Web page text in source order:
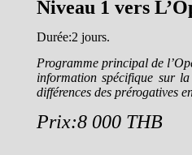
Niveau 1 vers
Durée:2 jours.
Programme principal de
information spécifique sur
différences des prérogatives
Prix:8 000 THB